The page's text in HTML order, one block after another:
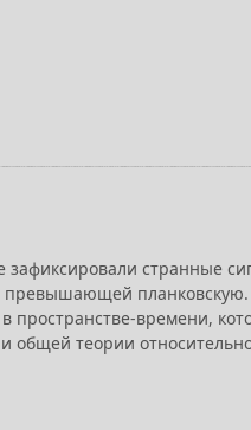
зафиксировали странные
превышающей
пространстве-времени,
теории